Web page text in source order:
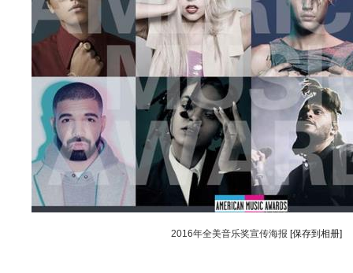
2016年全美音乐奖宣传海报 [保存到相册]